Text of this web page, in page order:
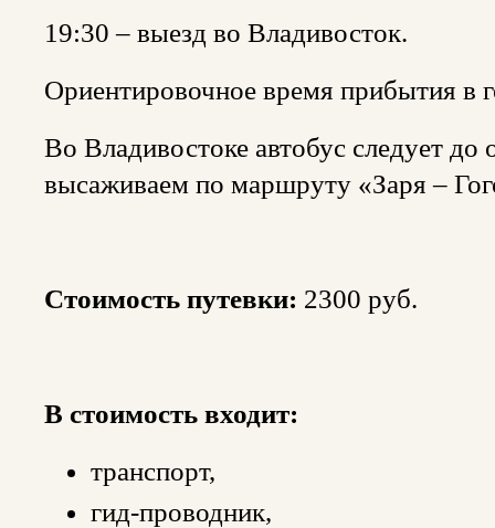
19:30 – выезд во Владивосток.
Ориентировочное время прибытия в
Во Владивостоке автобус следует до
высаживаем по маршруту «Заря –
Стоимость путевки: 2300 руб.
В стоимость входит:
транспорт,
гид-проводник,